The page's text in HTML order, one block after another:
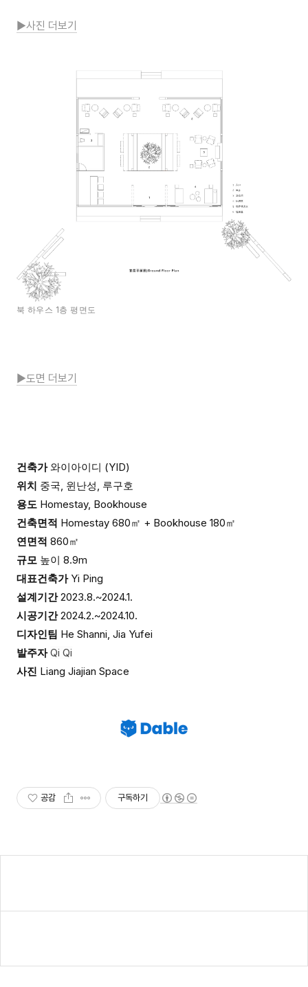
▶사진 더보기
북 하우스 1층 평면도
▶도면 더보기
건축가와이아이디 (YID)
위치 중국, 윈난성, 루구호
용도 Homestay, Bookhouse
건축면적 Homestay 680㎡ + Bookhouse 180㎡
연면적 860㎡
규모 높이 8.9m
대표건축가 Yi Ping
설계기간2023.8.~2024.1.
시공기간2024.2.~2024.10.
디자인팀 He Shanni, Jia Yufei
발주자 Qi Qi
사진 Liang Jiajian Space
공감 구독하기